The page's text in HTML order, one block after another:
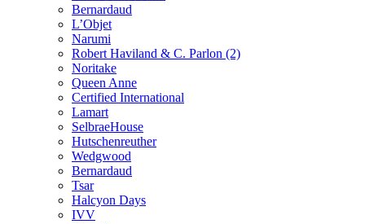
Bernardaud
L’Objet
Narumi
Robert Haviland & C. Parlon (2)
Noritakе
Queen Anne
Certified International
Lamart
SelbraeHouse
Hutschenreuther
Wedgwood
Bernardaud
Tsar
Halcyon Days
IVV